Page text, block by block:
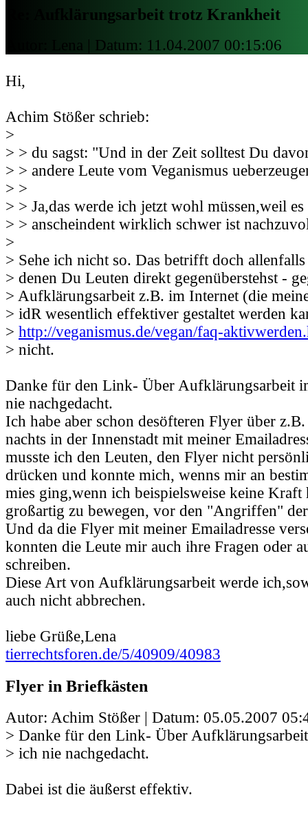
Re: Aufklärungsarbeit trotz Krankheit
Autor: Lena | Datum: 11.04.2007 00:15:06
Hi,
Achim Stößer schrieb:
>
> > du sagst: "Und in der Zeit solltest Du
> > andere Leute vom Veganismus
> >
> > Ja,das werde ich jetzt wohl müssen,weil
> > anscheindent wirklich schwer ist
>
> Sehe ich nicht so. Das betrifft doch
> denen Du Leuten direkt gegenüberstehst -
> Aufklärungsarbeit z.B. im Internet (die
> idR wesentlich effektiver gestaltet werden
> http://veganismus.de/vegan/faq-
> nicht.
Danke für den Link- Über Aufklärungsarbeit
nie nachgedacht.
Ich habe aber schon desöfteren Flyer über
nachts in der Innenstadt mit meiner
musste ich den Leuten, den Flyer nicht
drücken und konnte mich, wenns mir an
mies ging,wenn ich beispielsweise keine Kraft
großartig zu bewegen, vor den "Angriffen"
Und da die Flyer mit meiner Emailadresse
konnten die Leute mir auch ihre Fragen oder
schreiben.
Diese Art von Aufklärungsarbeit werde
auch nicht abbrechen.
liebe Grüße,Lena
tierrechtsforen.de/5/40909/40983
Flyer in Briefkästen
Autor: Achim Stößer | Datum: 05.05.2007
> Danke für den Link- Über
> ich nie nachgedacht.
Dabei ist die äußerst effektiv.